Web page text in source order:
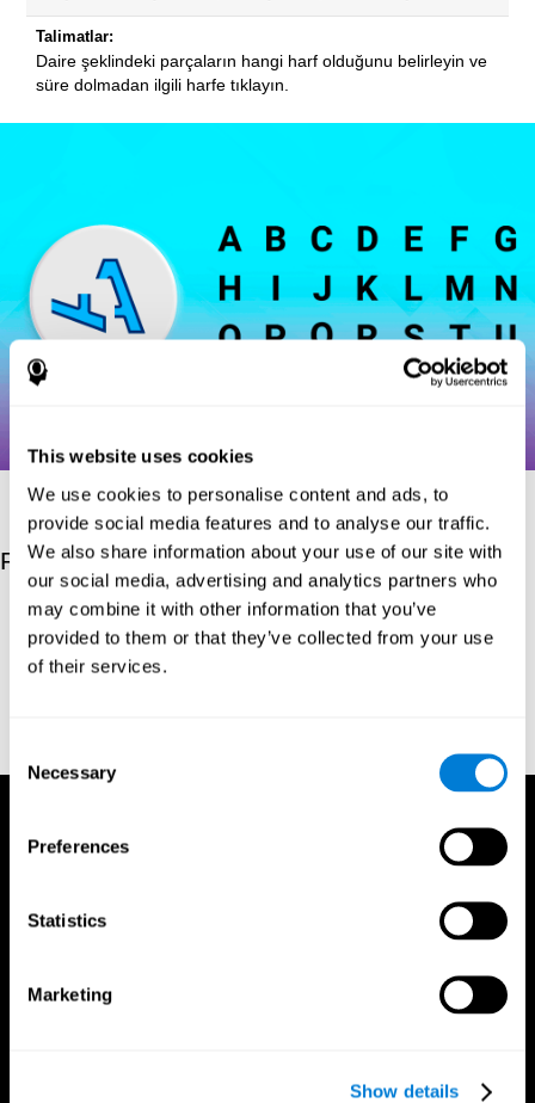
This website uses cookies
We use cookies to personalise content and ads, to
provide social media features and to analyse our traffic.
We also share information about your use of our site with
our social media, advertising and analytics partners who
may combine it with other information that you’ve
provided to them or that they’ve collected from your use
of their services.
Selection
Necessary
Preferences
Statistics
Marketing
Show details
Talimatlar:
Daire şeklindeki parçaların hangi harf olduğunu belirleyin ve
süre dolmadan ilgili harfe tıklayın.
Referanslar
Hooper, H. E. (1983). Hooper Visual Organization Test Manual.
Los Angeles, CA: Western Psychological Services.
Merten, T. (2004). A Short Version of the Hooper Visual